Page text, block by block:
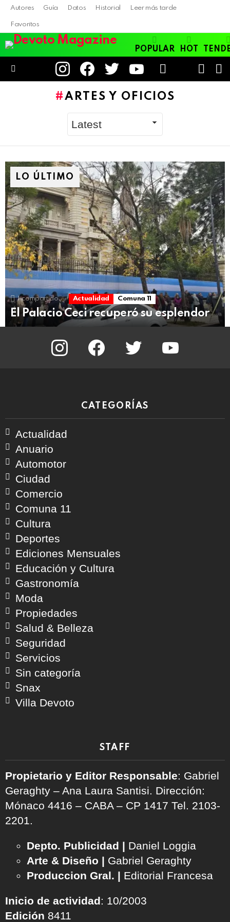
Autores Guía Datos Historial Leer más tarde
Favoritos
POPULAR HOT
instagramfacebooktwitter youtube
SKIN
ARTES Y OFICIOS
LO ÚLTIMO
1 compartido Actualidad Comuna 11
El Palacio Ceci recuperó su esplendor
instagram facebook twitter
CATEGORÍAS
Actualidad
Anuario
Automotor
Ciudad
Comercio
Comuna 11
Cultura
Deportes
Ediciones Mensuales
Educación y Cultura
Gastronomía
Moda
Propiedades
Salud & Belleza
Seguridad
Servicios
Sin categoría
Snax
Villa Devoto
STAFF
Propietario y Editor Responsable: Gabriel
Geraghty – Ana Laura Santisi. Dirección:
Mónaco 4416 – CABA – CP 1417 Tel. 2103-
2201.
Depto. Publicidad | Daniel Loggia
Arte & Diseño | Gabriel Geraghty
Produccion Gral. | Editorial Francesa
Inicio de actividad: 10/2003
Edición 8411